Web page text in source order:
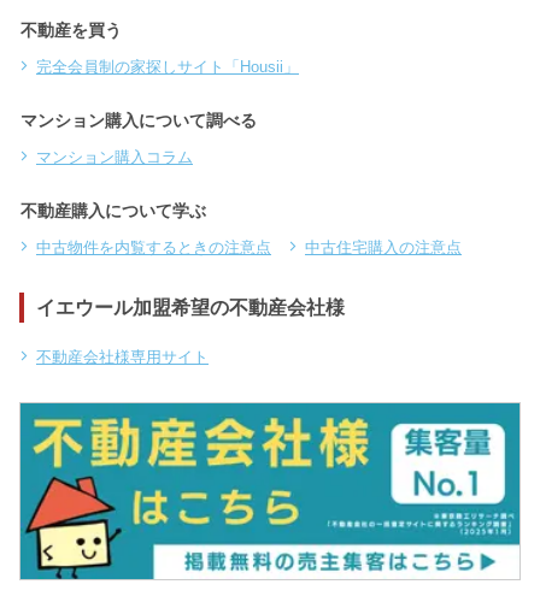
不動産を買う
完全会員制の家探しサイト「Housii」
マンション購入について調べる
マンション購入コラム
不動産購入について学ぶ
中古物件を内覧するときの注意点 中古住宅購入の注意点
イエウール加盟希望の不動産会社様
不動産会社様専用サイト